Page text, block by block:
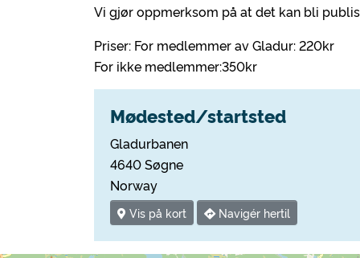
Vi gjør oppmerksom på at det kan bli
Priser: For medlemmer av Gladur: 220kr
For ikke medlemmer:350kr
Mødested/startsted
Gladurbanen
4640 Søgne
Norway
Vis på kort Navigér hertil